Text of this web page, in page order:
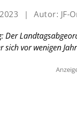
| Autor: JF-
vor wenigen